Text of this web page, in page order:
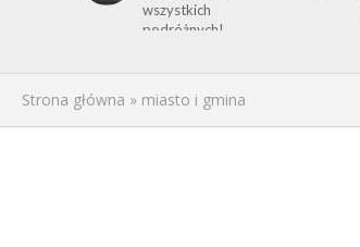
wszystkich
podróżnych!
Strona główna » miasto i gmina